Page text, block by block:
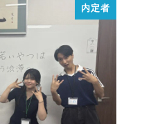
内定者